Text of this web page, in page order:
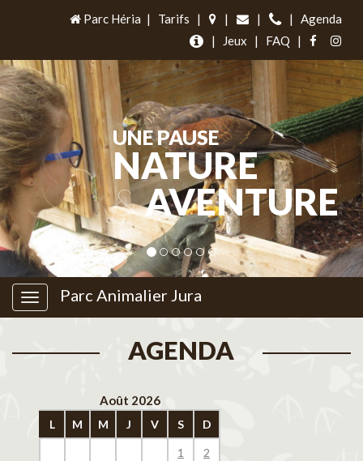
Parc Héria | Tarifs | | | |
Agenda
|
Jeux | FAQ |
UNE PAUSE
NATURE
&AVENTURE
Parc Animalier Jura
AGENDA
Août 2026
L M M J V S D
1 2